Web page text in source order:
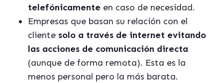
telefónicamente en caso de necesidad.
Empresas que basan su relación con el
cliente solo a través de internet evitando
las acciones de comunicación directa
(aunque de forma remota). Esta es la
menos personal pero la más barata.